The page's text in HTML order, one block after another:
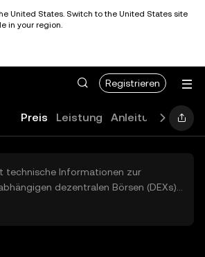
United States. Switch to the United States site
in your region.
Registrieren
Preis Leistung Anleitungen
technische Informationen zur
dezentralen Börsen (DEXs)
hier genannten Assets hier sind